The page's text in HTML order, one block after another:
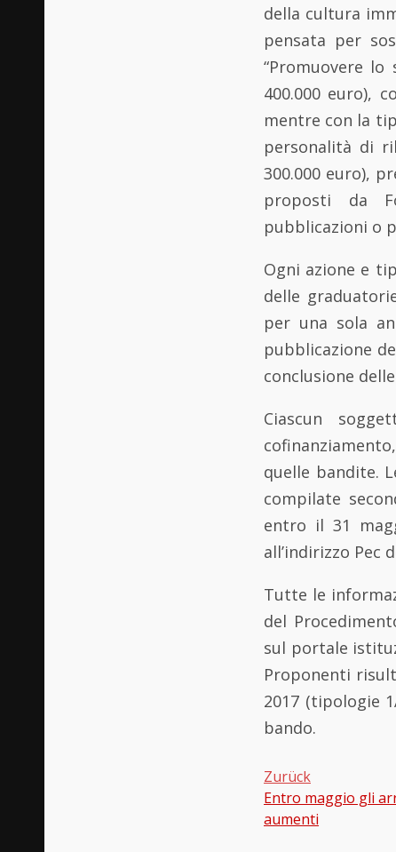
della cultura
pensata per
“Promuovere
400.000 euro),
mentre con la
personalità di
300.000 euro),
proposti da
pubblicazioni o
Ogni azione e
delle
per una sola
pubblicazione
conclusione
Ciascun
quelle bandite.
compilate
entro il 31
all’indirizzo Pec
Tutte le
del
sul portale
Proponenti
2017 (tipologie
bando.
Zurück
Entro maggio gli
aumenti